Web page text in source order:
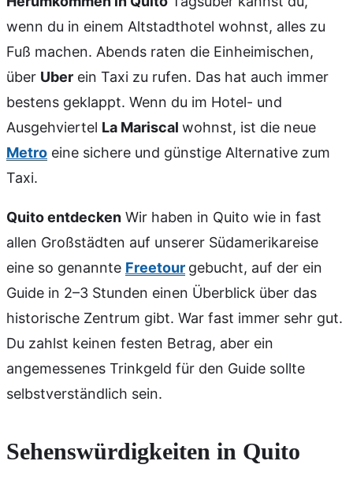
wenn du in einem Altstadthotel wohnst, alles zu
Fuß machen. Abends raten die Einheimischen,
über Uber ein Taxi zu rufen. Das hat auch immer
bestens geklappt. Wenn du im Hotel- und
Ausgehviertel La Mariscal wohnst, ist die neue
Metro eine sichere und günstige Alternative zum
Taxi.
Quito entdecken Wir haben in Quito wie in fast
allen Großstädten auf unserer Südamerikareise
eine so genannte Freetour gebucht, auf der ein
Guide in 2–3 Stunden einen Überblick über das
historische Zentrum gibt. War fast immer sehr gut.
Du zahlst keinen festen Betrag, aber ein
angemessenes Trinkgeld für den Guide sollte
selbstverständlich sein.
Sehenswürdigkeiten in Quito